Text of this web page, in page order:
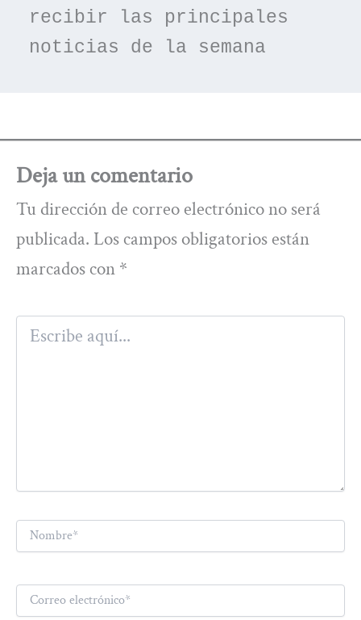
recibir las principales
noticias de la semana
Deja un comentario
Tu dirección de correo electrónico no será
publicada. Los campos obligatorios están
marcados con *
aquí...
Nombre*
Correo
electrónico*